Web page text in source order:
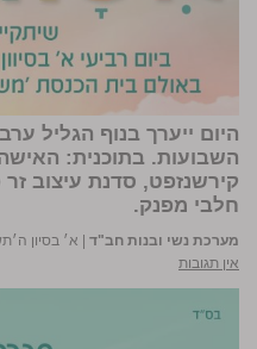
היום ייערך בנוף הגליל
השבועות. בתוכנית:
קירשנזפט, סדנת עיצוב
חלבי מפנק.
מערכת נשי ובנות חב"ד | א׳ בסיון
אין תגובות